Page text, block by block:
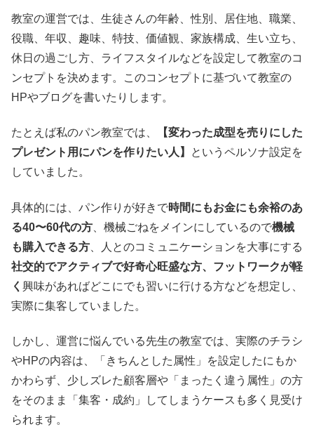
教室の運営では、生徒さんの年齢、性別、居住地、職業、
役職、年収、趣味、特技、価値観、家族構成、生い立ち、
休日の過ごし方、ライフスタイルなどを設定して教室のコ
ンセプトを決めます。このコンセプトに基づいて教室の
HPやブログを書いたりします。
たとえば私のパン教室では、
【変わった成型を売りにした
プレゼント用にパンを作りたい人】
というペルソナ設定を
していました。
具体的には、パン作りが好きで時間にもお金にも余裕のあ
る40〜60代の方 、機械ごねをメインにしているので機械
も購入できる方 、人とのコミュニケーションを大事にする
社交的でアクティブで好奇心旺盛な方、フットワークが軽
く 興味があればどこにでも習いに行ける方などを想定し、
実際に集客していました。
しかし、運営に悩んでいる先生の教室では、実際のチラシ
やHPの内容は、「きちんとした属性」を設定したにもか
かわらず、少しズレた顧客層や「まったく違う属性」の方
をそのまま「集客・成約」してしまうケースも多く見受け
られます。